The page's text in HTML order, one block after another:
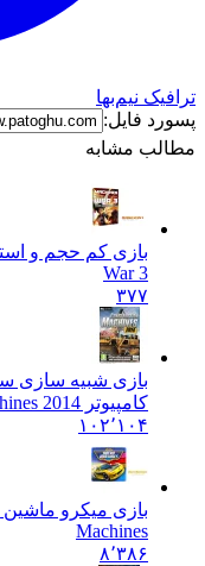
ترافیک نیم‌بها
پسورد فایل:
مطالب مشابه
بازی کم حجم و
War 3
۳۷۷
بازی شبیه سازی
کامپیوتر 2014 2014
۱۰۲٬۱۰۴
بازی میکرو ماشین
Machines
۸٬۳۸۶